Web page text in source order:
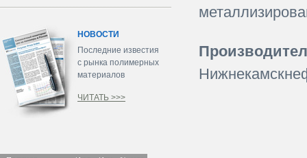
НОВОСТИ
Последние известия
с рынка полимерных
материалов
ЧИТАТЬ >>>